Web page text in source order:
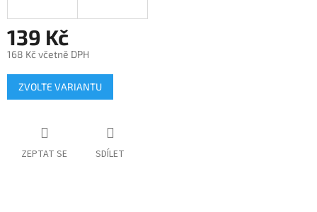
139 Kč
168 Kč včetně DPH
Měrná
cena:
ZVOLTE VARIANTU
ZEPTAT SE SDÍLET